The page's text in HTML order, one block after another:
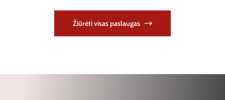
Žiūrėti visas paslaugas